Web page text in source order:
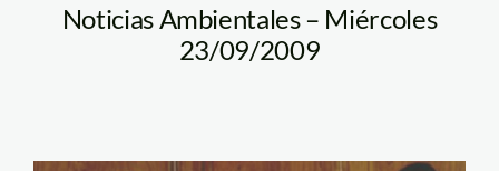
Noticias Ambientales – Miércoles
23/09/2009